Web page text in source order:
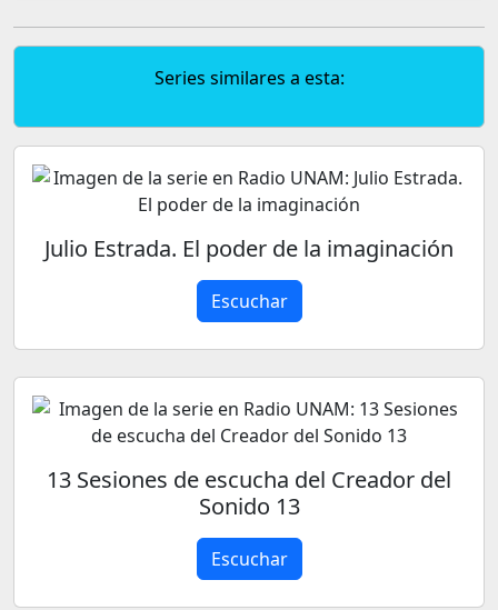
Series similares a esta:
Julio Estrada. El poder de la imaginación
Escuchar
13 Sesiones de escucha del Creador del
Sonido 13
Escuchar